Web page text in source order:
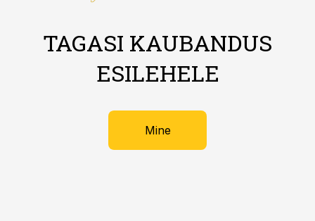
TAGASI KAUBANDUS
ESILEHELE
Mine